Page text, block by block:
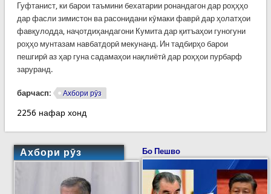
Гуфтанист, ки барои таъмини бехатарии ронандагон дар роҳҳҳо
дар фасли зимистон ва расонидани кӯмаки фаврӣ дар ҳолатҳои
фавқулодда, наҷотдиҳандагони Кумита дар қитъаҳои гуногуни
роҳҳо мунтазам навбатдорӣ мекунанд. Ин тадбирҳо барои
пешгирӣ аз ҳар гуна садамаҳои нақлиётӣ дар роҳҳои пурбарф
заруранд.
барчасп: Ахбори рӯз
2256 нафар хонд
Ахбори рӯз Бо Пешво